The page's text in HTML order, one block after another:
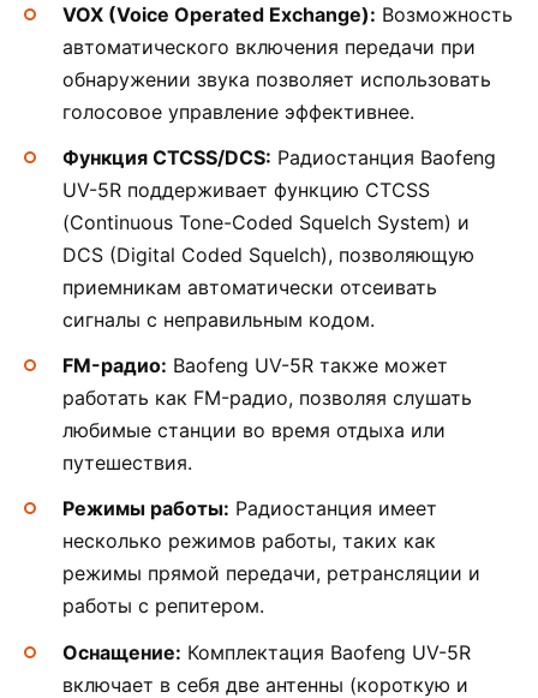
VOX (Voice Operated Exchange): Возможность
автоматического включения передачи при
обнаружении звука позволяет использовать
голосовое управление эффективнее.
Функция CTCSS/DCS: Радиостанция Baofeng
UV-5R поддерживает функцию CTCSS
(Continuous Tone-Coded Squelch System) и
DCS (Digital Coded Squelch), позволяющую
приемникам автоматически отсеивать
сигналы с неправильным кодом.
FM-радио: Baofeng UV-5R также может
работать как FM-радио, позволяя слушать
любимые станции во время отдыха или
путешествия.
Режимы работы: Радиостанция имеет
несколько режимов работы, таких как
режимы прямой передачи, ретрансляции и
работы с репитером.
Оснащение: Комплектация Baofeng UV-5R
включает в себя две антенны (короткую и